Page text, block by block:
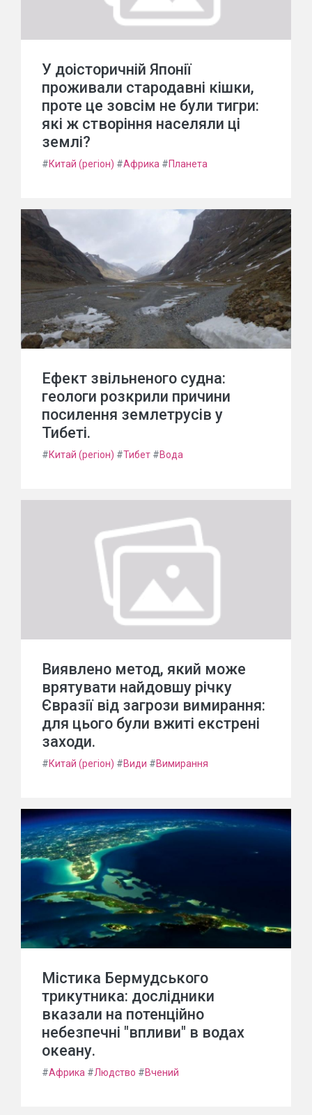
У доісторичній Японії
проживали стародавні кішки,
проте це зовсім не були тигри:
які ж створіння населяли ці
землі?
#Китай (регіон) #Африка #Планета
Ефект звільненого судна:
геологи розкрили причини
посилення землетрусів у
Тибеті.
#Китай (регіон) #Тибет #Вода
Виявлено метод, який може
врятувати найдовшу річку
Євразії від загрози вимирання:
для цього були вжиті екстрені
заходи.
#Китай (регіон) #Види #Вимирання
Містика Бермудського
трикутника: дослідники
вказали на потенційно
небезпечні "впливи" в водах
океану.
#Африка #Людство #Вчений